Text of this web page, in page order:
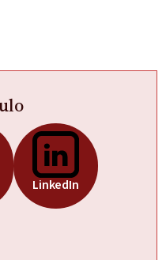
LinkedIn